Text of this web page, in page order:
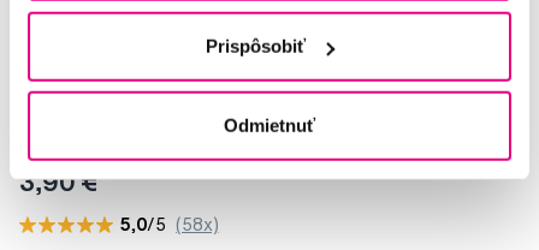
Prispôsobiť
Odmietnuť
TePe Universal Care, zubná kefka na čistenie implantátov a
3,90 €
5,0/5 (58x)